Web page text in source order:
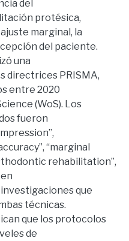
del
protésica,
marginal, la
del paciente.
una
directrices PRISMA,
entre 2020
(WoS). Los
fueron
“marginal
rehabilitation”,
que
técnicas.
que los protocolos
de